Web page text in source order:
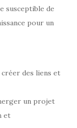
susceptible de
pour un
des liens et
un projet
et